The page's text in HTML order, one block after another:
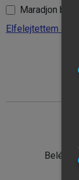
Maradjon
Elfelejtettem a